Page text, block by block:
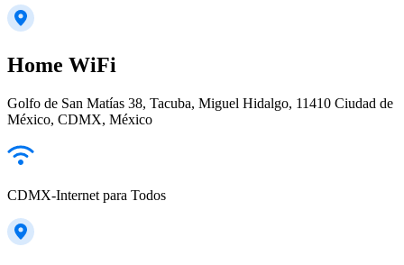
Home WiFi
Golfo de San Matías 38, Tacuba, Miguel Hidalgo, 11410 Ciudad de
México, CDMX, México
CDMX-Internet para Todos